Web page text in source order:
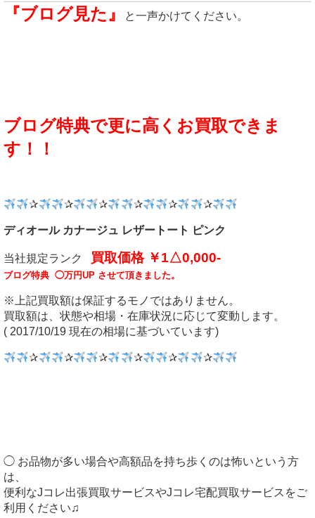
『ブログ見た』
と一声かけてください。
ブログ特典で更に高くお買取できま
す！！
✰ ✰ ✰ ✰ ✰ ✰
ディオール カナージュ レザートート ピンク
当社規定ランク 買取価格 ￥1△0,000-
ブログ特典 ◯万円UP させて頂きました。
※上記買取額は保証するモノではありません。
買取額は、状態や相場・在庫状況に応じて変動します。
( 2017/10/19 現在の相場に基づいています)
✰ ✰ ✰ ✰ ✰ ✰
◯ お品物が多い場合や高額品を持ち歩くのは怖いという方
は、
便利なJコレ出張買取サービスやJコレ宅配買取サービスをご
利用ください♫